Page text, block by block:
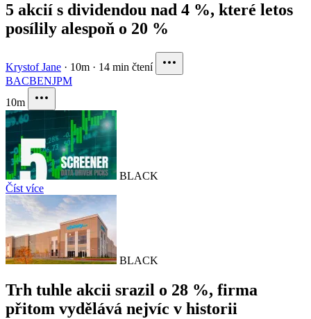
5 akcií s dividendou nad 4 %, které letos
posílily alespoň o 20 %
Krystof Jane · 10m · 14 min čtení
BACBENJPM
10m
BLACK
Číst více
BLACK
Trh tuhle akcii srazil o 28 %, firma
přitom vydělává nejvíc v historii